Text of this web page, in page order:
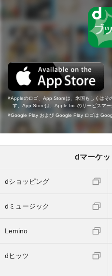
Appleのロゴ、App Storeは、米国もしくはそ
す。App Storeは、Apple Inc.のサービスマー
Google Play および Google Play ロゴは
dマーケ
dショッピング
dミュージック
Lemino
dヒッツ